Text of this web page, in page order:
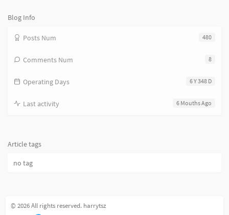
Blog Info
480
Posts Num
8
Comments Num
6 Y 348 D
Operating Days
6 Mouths Ago
Last activity
Article tags
no tag
© 2026 All rights reserved. harrytsz